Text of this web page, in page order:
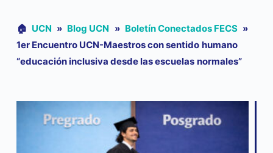
🏠︎ UCN » Blog UCN » Boletín Conectados FECS »
1er Encuentro UCN-Maestros con sentido humano
“educación inclusiva desde las escuelas normales”